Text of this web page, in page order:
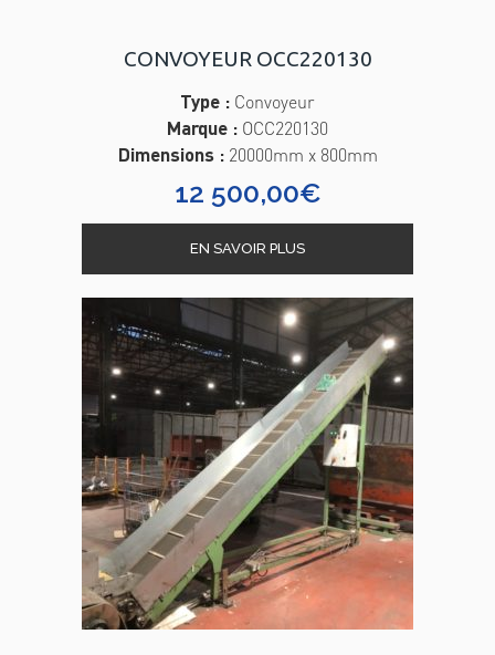
CONVOYEUR OCC220130
Type : Convoyeur
Marque : OCC220130
Dimensions :20000mm x 800mm
12 500,00€
EN SAVOIR PLUS